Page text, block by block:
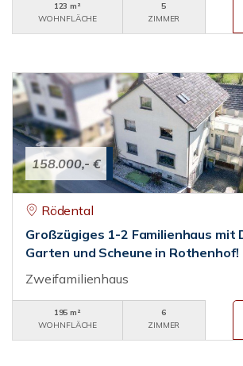
123 m²
WOHNFLÄCHE
5
ZIMMER
158.000,- €
Rödental
Großzügiges 1-2 Familienhaus mit
Garten und Scheune in Rothenhof!
Zweifamilienhaus
195 m²
WOHNFLÄCHE
6
ZIMMER